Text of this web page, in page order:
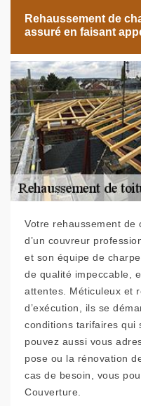
Rehaussement de
assuré en faisant
Votre rehaussement de
d’un couvreur
et son équipe de
de qualité impeccable,
attentes. Méticuleux et
d’exécution, ils se
conditions tarifaires qui
pouvez aussi vous
pose ou la rénovation
cas de besoin, vous
Couverture.